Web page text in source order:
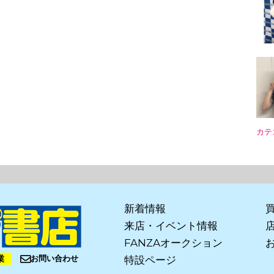
カ
お問い合わせ
新着情報
来店・イベント情報
FANZAオークション
特設ページ